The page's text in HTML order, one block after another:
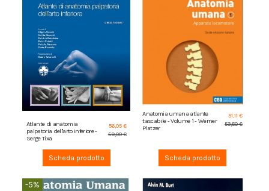
Atlante di anatomia
palpatoria dell'arto inferiore -
Serge Tixa
56,05 €
59,00 €
Scheda prodotto
Anatomia umana atlante
tascabile - Volume 1 - Werner
Platzer
51,11 €
53,80 €
Scheda prodotto
-5%